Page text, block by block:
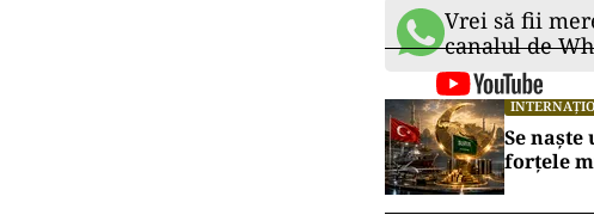
”​Primele două
jumătate până la
treilea avion va
declarat secretarul
Ajutorul oferit vine